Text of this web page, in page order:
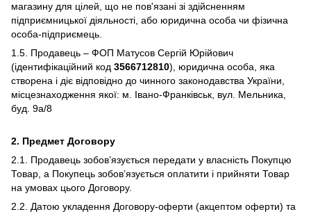
магазину для цілей, що не пов'язані зі здійсненням
підприємницької діяльності, або юридична особа чи фізична
особа-підприємець.
1.5. Продавець – ФОП Матусов Сергій Юрійович
(ідентифікаційний код 3566712810), юридична особа, яка
створена і діє відповідно до чинного законодавства України,
місцезнаходження якої: м. Івано-Франківськ, вул. Мельника,
буд. 9а/8
2. Предмет Договору
2.1. Продавець зобов’язується передати у власність Покупцю
Товар, а Покупець зобов’язується оплатити і прийняти Товар
на умовах цього Договору.
2.2. Датою укладення Договору-оферти (акцептом оферти) та